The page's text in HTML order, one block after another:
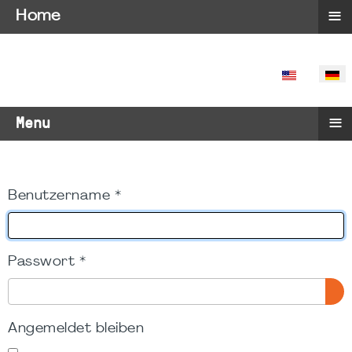
SPRACHE
Menu ≡
Benutzername *
Passwort *
Angemeldet bleiben
Home ≡